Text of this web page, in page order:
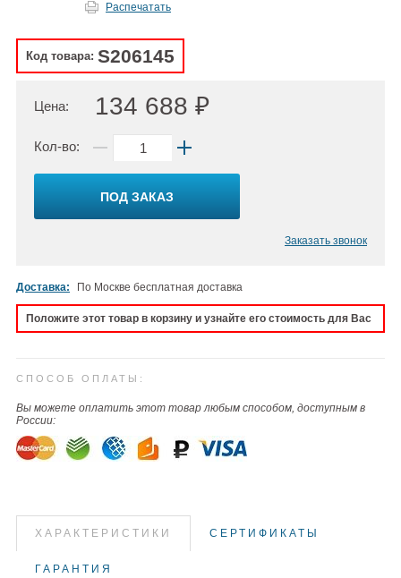
Распечатать
Код товара: S206145
Цена: 134 688 ₽
Кол-во:
ПОД ЗАКАЗ
Заказать звонок
Доставка: По Москве бесплатная доставка
Положите этот товар в корзину и узнайте его стоимость для Вас
СПОСОБ ОПЛАТЫ:
Вы можете оплатить этот товар любым способом, доступным в
России:
ХАРАКТЕРИСТИКИ СЕРТИФИКАТЫ
ГАРАНТИЯ